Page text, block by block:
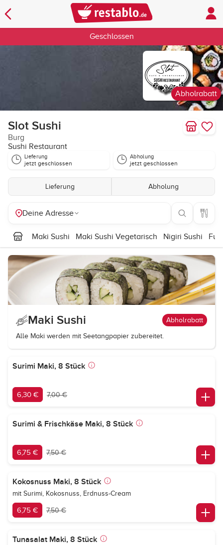
Geschlossen
Abholrabatt
Slot Sushi
Burg
Sushi Restaurant
Lieferung
jetzt geschlossen
Abholung
jetzt geschlossen
Lieferung Abholung
Deine Adresse
Maki Sushi Maki Sushi Vegetarisch Nigiri Sushi
Maki Sushi Abholrabatt
Alle Maki werden mit Seetangpapier zubereitet.
Surimi Maki, 8 Stück
6,30 € 7,00 €
Surimi & Frischkäse Maki, 8 Stück
6,75 € 7,50 €
Kokosnuss Maki, 8 Stück
mit Surimi, Kokosnuss, Erdnuss-Cream
6,75 € 7,50 €
Tunasalat Maki, 8 Stück